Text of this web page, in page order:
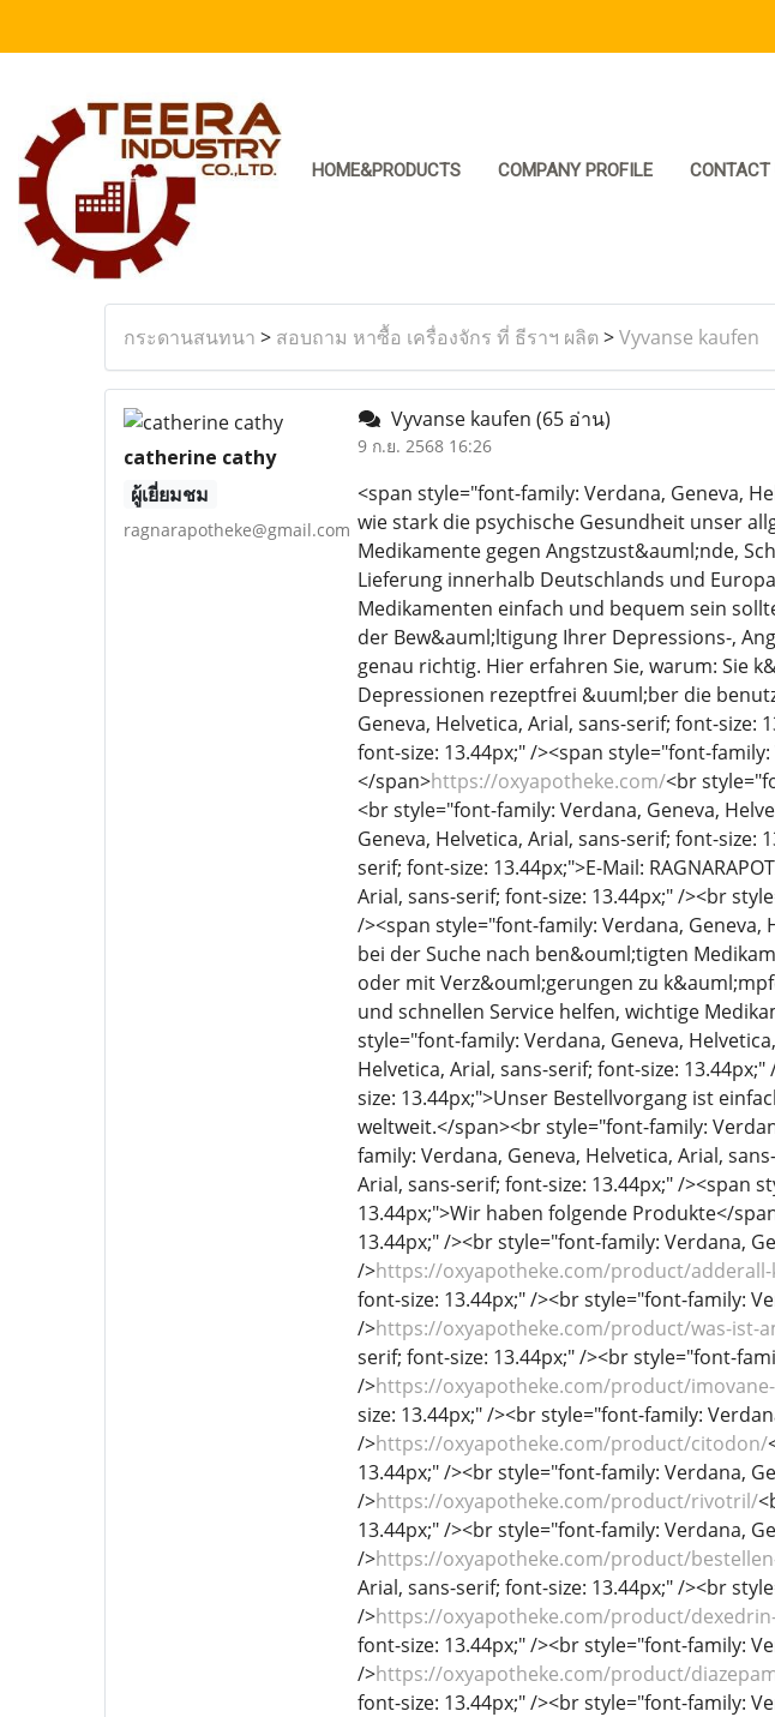
HOME&PRODUCTS COMPANY PROFILE CONTACT
กระดานสนทนา > สอบถาม หาซื้อ เครื่องจักร ที่ ธีราฯ ผลิต >Vyvanse kaufen
catherine cathy
ผู้เยี่ยมชม
ragnarapotheke@gmail.com
Vyvanse kaufen (65 อ่าน)
9 ก.ย. 2568 16:26
<span style="font-family: Verdana, Geneva,
wie stark die psychische Gesundheit unser
Medikamente gegen Angstzust&auml;nde,
Lieferung innerhalb Deutschlands und
Medikamenten einfach und bequem sein
der Bew&auml;ltigung Ihrer Depressions-,
genau richtig. Hier erfahren Sie, warum: Sie
Depressionen rezeptfrei &uuml;ber die
Geneva, Helvetica, Arial, sans-serif; font-size:
font-size: 13.44px;" /><span style="font-
</span>https://oxyapotheke.com/<br
<br style="font-family: Verdana, Geneva,
Geneva, Helvetica, Arial, sans-serif; font-size:
serif; font-size: 13.44px;">E-Mail:
Arial, sans-serif; font-size: 13.44px;" /><br
/><span style="font-family: Verdana, Geneva,
bei der Suche nach ben&ouml;tigten
oder mit Verz&ouml;gerungen zu
und schnellen Service helfen, wichtige
style="font-family: Verdana, Geneva,
Helvetica, Arial, sans-serif; font-size:
size: 13.44px;">Unser Bestellvorgang ist
weltweit.</span><br style="font-family:
family: Verdana, Geneva, Helvetica, Arial,
Arial, sans-serif; font-size: 13.44px;" /><span
13.44px;">Wir haben folgende Produkte</
13.44px;" /><br style="font-family: Verdana,
/>https://oxyapotheke.com/product/
font-size: 13.44px;" /><br style="font-family:
/>https://oxyapotheke.com/product/was-ist-
serif; font-size: 13.44px;" /><br style="font-
/>https://oxyapotheke.com/product/
size: 13.44px;" /><br style="font-family:
/>https://oxyapotheke.com/product/citodon/
13.44px;" /><br style="font-family: Verdana,
/>https://oxyapotheke.com/product/rivotril/
13.44px;" /><br style="font-family: Verdana,
/>https://oxyapotheke.com/product/
Arial, sans-serif; font-size: 13.44px;" /><br
/>https://oxyapotheke.com/product/
font-size: 13.44px;" /><br style="font-family:
/>https://oxyapotheke.com/product/
font-size: 13.44px;" /><br style="font-family: